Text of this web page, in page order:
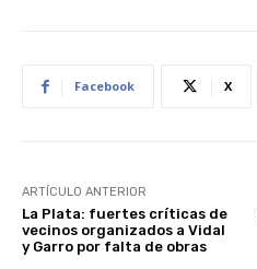
Facebook X
ARTÍCULO ANTERIOR
La Plata: fuertes críticas de
vecinos organizados a Vidal
y Garro por falta de obras